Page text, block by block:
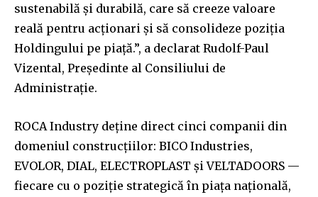
sustenabilă și durabilă, care să creeze valoare
reală pentru acționari și să consolideze poziția
Holdingului pe piață.”, a declarat Rudolf-Paul
Vizental, Președinte al Consiliului de
Administrație.
ROCA Industry deține direct cinci companii din
domeniul construcțiilor: BICO Industries,
EVOLOR, DIAL, ELECTROPLAST și VELTADOORS —
fiecare cu o poziție strategică în piața națională,